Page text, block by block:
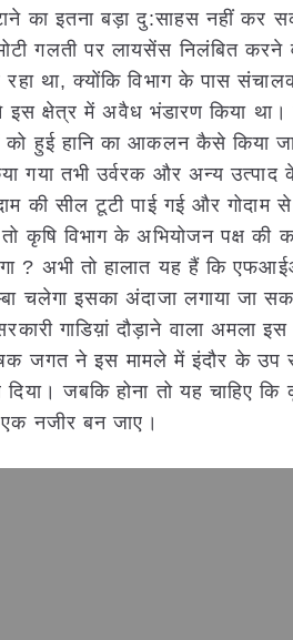
का इतना बड़ा दु:साहस नहीं
गलती पर लायसेंस निलंबित करने
था, क्योंकि विभाग के पास
क्षेत्र में अवैध भंडारण किया था।
को हुई हानि का आकलन कैसे किया
गया तभी उर्वरक और अन्य
की सील टूटी पाई गई और
कृषि विभाग के अभियोजन पक्ष की
? अभी तो हालात यह हैं कि
चलेगा इसका अंदाजा लगाया
गाडिय़ां दौड़ाने वाला अमला
जगत ने इस मामले में इंदौर के उप
दिया। जबकि होना तो यह चाहिए
एक नजीर बन जाए।